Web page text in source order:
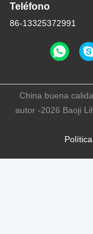
Teléfono
86-13325372991
China buena
autor -2026 Baoji